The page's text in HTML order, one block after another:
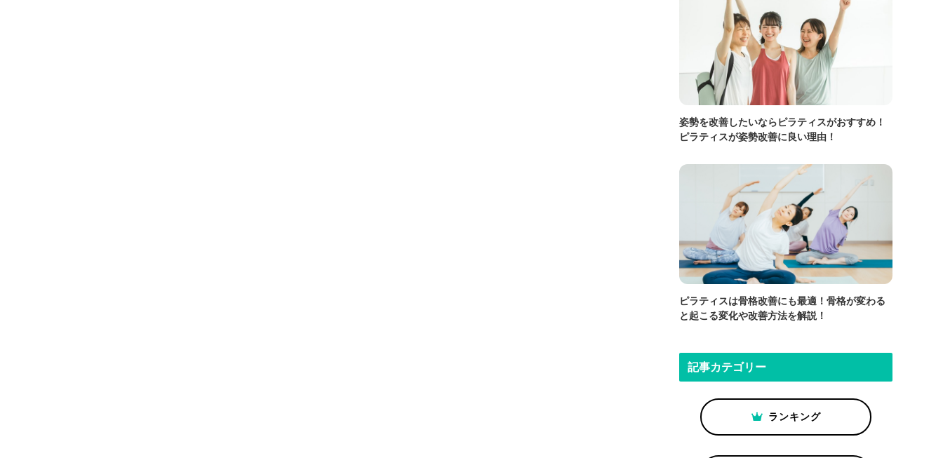
姿勢を改善したいならピラティスがおすすめ！
ピラティスが姿勢改善に良い理由！
ピラティスは骨格改善にも最適！骨格が変わる
と起こる変化や改善方法を解説！
記事カテゴリー
ランキング